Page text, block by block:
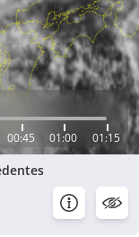
00:45 01:00 01:15